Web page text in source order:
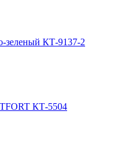
зеленый КТ-9137-2